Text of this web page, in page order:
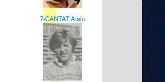
7-CANTAT Alain